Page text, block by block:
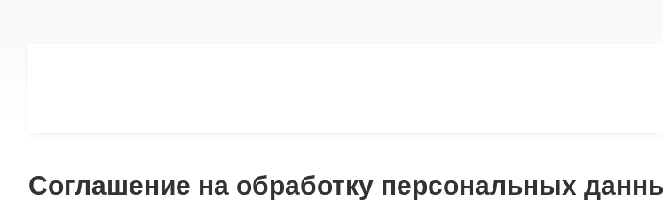
Соглашение на обработку персональных